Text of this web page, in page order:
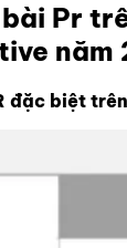
Pr
năm
đặc biệt